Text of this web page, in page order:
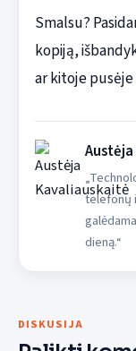
Smalsu?
kopiją,
ar kitoje pusėje
telefonų
dieną.“
DISKUSIJA